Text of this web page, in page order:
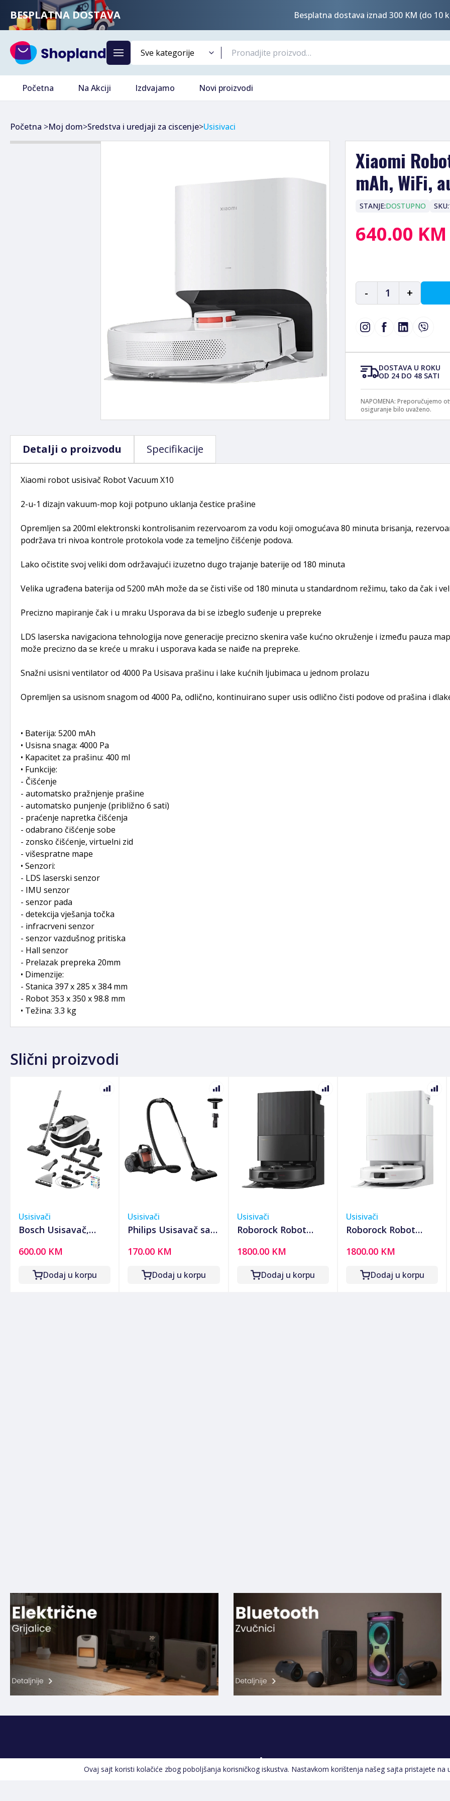
BESPLATNA DOSTAVA Besplatna dostava iznad 300 KM (do 10
Početna Na Akciji Izdvajamo Novi proizvodi
Početna >Moj dom>Sredstva i uredjaji za ciscenje>Usisivaci
Xiaomi
mAh, WiFi,
STANJE:DOSTUPNO SKU:
640.00 KM
- 1 +
DOSTAVA U ROKU
OD 24 DO 48 SATI
NAPOMENA: Preporučujemo
osiguranje bilo uvaženo.
Detalji o proizvodu Specifikacije
Xiaomi robot usisivač Robot Vacuum X10
2-u-1 dizajn vakuum-mop koji potpuno uklanja čestice prašine
Opremljen sa 200ml elektronski kontrolisanim rezervoarom za vodu koji omogućava 80 minuta brisanja,
podržava tri nivoa kontrole protokola vode za temeljno čišćenje podova.
Lako očistite svoj veliki dom održavajući izuzetno dugo trajanje baterije od 180 minuta
Velika ugrađena baterija od 5200 mAh može da se čisti više od 180 minuta u standardnom režimu, tako da čak i
Precizno mapiranje čak i u mraku Usporava da bi se izbeglo suđenje u prepreke
LDS laserska navigaciona tehnologija nove generacije precizno skenira vaše kućno okruženje i između pauza
može precizno da se kreće u mraku i usporava kada se naiđe na prepreke.
Snažni usisni ventilator od 4000 Pa Usisava prašinu i lake kućnih ljubimaca u jednom prolazu
Opremljen sa usisnom snagom od 4000 Pa, odlično, kontinuirano super usis odlično čisti podove od prašina i
• Baterija: 5200 mAh
• Usisna snaga: 4000 Pa
• Kapacitet za prašinu: 400 ml
• Funkcije:
- Čišćenje
- automatsko pražnjenje prašine
- automatsko punjenje (približno 6 sati)
- praćenje napretka čišćenja
- odabrano čišćenje sobe
- zonsko čišćenje, virtuelni zid
- višespratne mape
• Senzori:
- LDS laserski senzor
- IMU senzor
- senzor pada
- detekcija vješanja točka
- infracrveni senzor
- senzor vazdušnog pritiska
- Hall senzor
- Prelazak prepreka 20mm
• Dimenzije:
- Stanica 397 x 285 x 384 mm
- Robot 353 x 350 x 98.8 mm
• Težina: 3.3 kg
Slični proizvodi
Usisivači
Bosch Usisavač,
suho usisavanje,
ProPerform -
600.00 KM
Dodaj u korpu
Usisivači
Philips Usisavač sa
PowerCyclone 3 -
XB1142/10
170.00 KM
Dodaj u korpu
Usisivači
Roborock Robot
stanicom za
pražnjenje,
1800.00 KM
Dodaj u korpu
Usisivači
Roborock Robot
stanicom za
pražnjenje,
1800.00 KM
Dodaj u korpu
Pratite nas
Ovaj sajt koristi kolačiće zbog poboljšanja korisničkog iskustva. Nastavkom korištenja našeg sajta pristajete na